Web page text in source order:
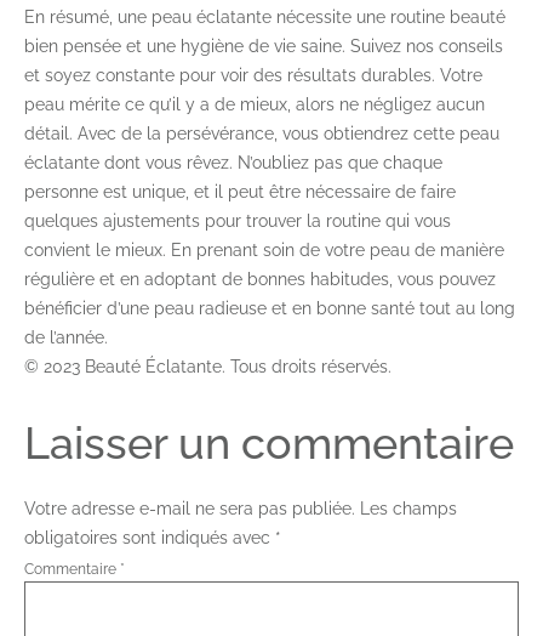
En résumé, une peau éclatante nécessite une routine beauté
bien pensée et une hygiène de vie saine. Suivez nos conseils
et soyez constante pour voir des résultats durables. Votre
peau mérite ce qu’il y a de mieux, alors ne négligez aucun
détail. Avec de la persévérance, vous obtiendrez cette peau
éclatante dont vous rêvez. N’oubliez pas que chaque
personne est unique, et il peut être nécessaire de faire
quelques ajustements pour trouver la routine qui vous
convient le mieux. En prenant soin de votre peau de manière
régulière et en adoptant de bonnes habitudes, vous pouvez
bénéficier d’une peau radieuse et en bonne santé tout au long
de l’année.
© 2023 Beauté Éclatante. Tous droits réservés.
Laisser un commentaire
Votre adresse e-mail ne sera pas publiée. Les champs
obligatoires sont indiqués avec *
Commentaire *